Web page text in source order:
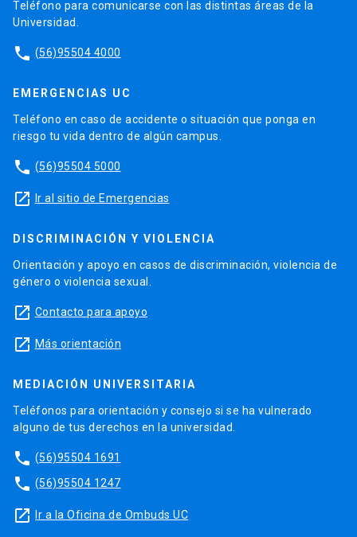
Teléfono para comunicarse con las distintas áreas de la
Universidad.
phone (56)95504 4000
EMERGENCIAS UC
Teléfono en caso de accidente o situación que ponga en
riesgo tu vida dentro de algún campus.
phone (56)95504 5000
launch Ir al sitio de Emergencias
DISCRIMINACIÓN Y VIOLENCIA
Orientación y apoyo en casos de discriminación, violencia de
género o violencia sexual.
launch Contacto para apoyo
launch Más orientación
MEDIACIÓN UNIVERSITARIA
Teléfonos para orientación y consejo si se ha vulnerado
alguno de tus derechos en la universidad.
phone (56)95504 1691
phone (56)95504 1247
launch Ir a la Oficina de Ombuds UC